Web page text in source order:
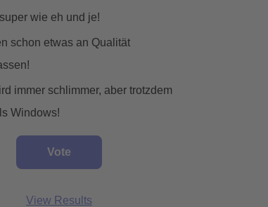
wie eh und je!
schon etwas an Qualität
immer schlimmer, aber trotzdem
Windows!
View Results